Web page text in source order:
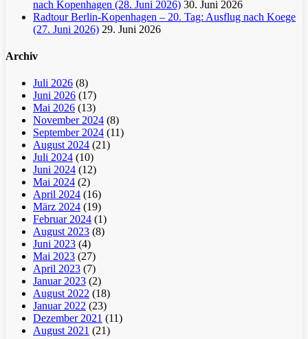
nach Kopenhagen (28. Juni 2026) 30. Juni 2026
Radtour Berlin-Kopenhagen – 20. Tag: Ausflug nach Koege
(27. Juni 2026) 29. Juni 2026
Archiv
Juli 2026 (8)
Juni 2026 (17)
Mai 2026 (13)
November 2024 (8)
September 2024 (11)
August 2024 (21)
Juli 2024 (10)
Juni 2024 (12)
Mai 2024 (2)
April 2024 (16)
März 2024 (19)
Februar 2024 (1)
August 2023 (8)
Juni 2023 (4)
Mai 2023 (27)
April 2023 (7)
Januar 2023 (2)
August 2022 (18)
Januar 2022 (23)
Dezember 2021 (11)
August 2021 (21)